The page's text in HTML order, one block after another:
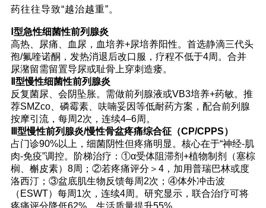
药往往导致“越治越重”。
Ⅰ型急性细菌性前列腺炎
高热、尿痛、血尿，血培养+尿培养阳性。首选静滴三代头
孢/氟喹诺酮，发热消退后改口服，疗程不低于4周。合并
尿潴留需留置导尿或耻骨上穿刺造瘘。
Ⅱ型慢性细菌性前列腺炎
反复菌尿、会阴坠胀。需做前列腺液或VB3培养+药敏。推
荐SMZco、磷霉素、呋喃妥因等低耐药方案，配合前列腺
按摩引流，每周2次，连续4–6周。
Ⅲ型慢性前列腺炎/慢性骨盆疼痛综合征（CP/CPPS）
占门诊90%以上，细菌阴性但疼痛明显。核心在于“神经-肌
肉-免疫”调控。阶梯治疗：①α受体阻滞剂+植物制剂（塞棕
榈、槲皮素）8周；②若疼痛评分＞4，加用普瑞巴林或度
洛西汀；③盆底肌生物反馈每周2次；④体外冲击波
（ESWT）每周1次，连续4周。研究显示，联合治疗可将